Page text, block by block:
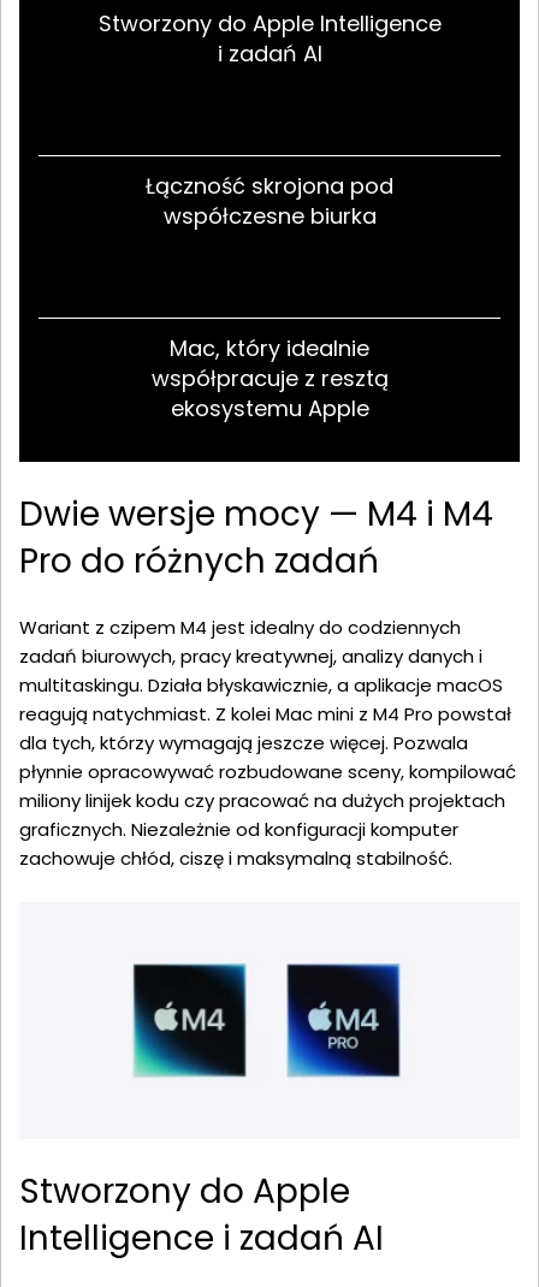
Stworzony do Apple Intelligence
i zadań AI
Łączność skrojona pod
współczesne biurka
Mac, który idealnie
współpracuje z resztą
ekosystemu Apple
Dwie wersje mocy — M4 i M4
Pro do różnych zadań
Wariant z czipem M4 jest idealny do codziennych
zadań biurowych, pracy kreatywnej, analizy danych i
multitaskingu. Działa błyskawicznie, a aplikacje macOS
reagują natychmiast. Z kolei Mac mini z M4 Pro powstał
dla tych, którzy wymagają jeszcze więcej. Pozwala
płynnie opracowywać rozbudowane sceny, kompilować
miliony linijek kodu czy pracować na dużych projektach
graficznych. Niezależnie od konfiguracji komputer
zachowuje chłód, ciszę i maksymalną stabilność.
Stworzony do Apple
Intelligence i zadań AI